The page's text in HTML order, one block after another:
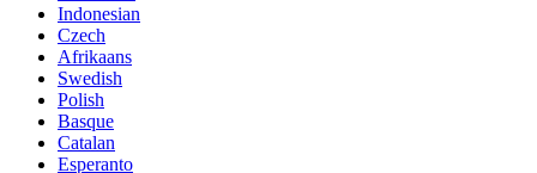
Indonesian
Czech
Afrikaans
Swedish
Polish
Basque
Catalan
Esperanto